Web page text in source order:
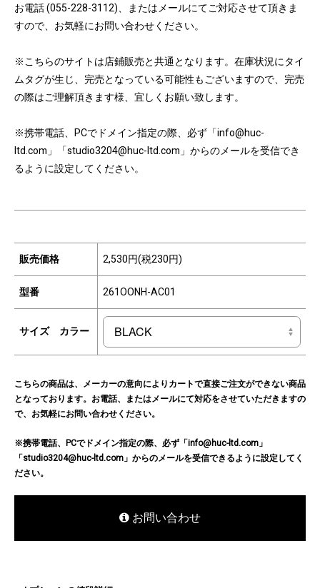
お電話 (055-228-3112)、またはメールにてご対応させて頂きま
すので、お気軽にお問い合わせください。
※こちらのサイトは店鋪販売と共通となります。在庫状況にタイ
ムタグが生じ、完売となっている可能性もございますので、完売
の際はご理解頂きます様、宜しくお願い致します。
※携帯電話、PCでドメイン指定の際、必ず「info@huc-
ltd.com」「studio3204@huc-ltd.com」からのメールを受信でき
るように設定してください。
販売価格 2,530円(税230円)
型番 261OONH-AC01
サイズ カラー
こちらの商品は、メーカーの意向によりカートで直接ご注文ができない商品
となっております。お電話、またはメールにて対応をさせていただきますの
で、お気軽にお問い合わせください。
※携帯電話、PCでドメイン指定の際、必ず「info@huc-ltd.com」
「studio3204@huc-ltd.com」からのメールを受信できるように設定してく
ださい。
お問い合わせ